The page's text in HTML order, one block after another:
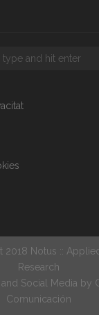
Notus ::
Research
Social Media by
Comunicación